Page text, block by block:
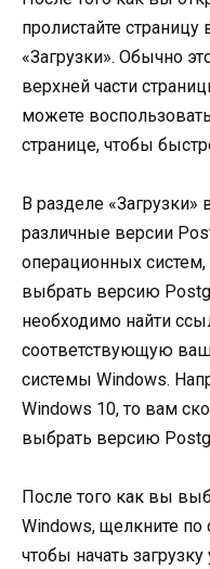
пролистайте
«Загрузки». Обычно
верхней части
можете
странице, чтобы
В разделе
различные версии
операционных
выбрать версию
необходимо найти
соответствующую
системы Windows.
Windows 10, то вам
выбрать версию
После того как вы
Windows, щелкните по
чтобы начать